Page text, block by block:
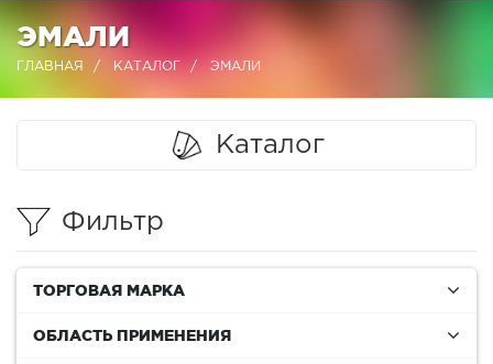
ЭМАЛИ
ГЛАВНАЯ КАТАЛОГ ЭМАЛИ
Каталог
Фильтр
ТОРГОВАЯ МАРКА
ОБЛАСТЬ ПРИМЕНЕНИЯ